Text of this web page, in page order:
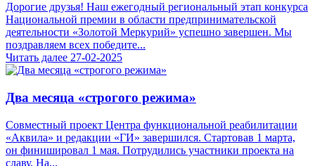
Дорогие друзья! Наш ежегодный региональный этап конкурса
Национальной премии в области предпринимательской
деятельности «Золотой Меркурий» успешно завершен. Мы
поздравляем всех победите...
Читать далее 27-02-2025
Два месяца «строгого режима»
Совместный проект Центра функциональной реабилитации
«Аквила» и редакции «ГИ» завершился. Стартовав 1 марта,
он финишировал 1 мая. Потрудились участники проекта на
славу. На...